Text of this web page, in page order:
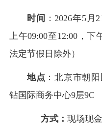
时间 ： 2026年5月
上午09:00至12:00，下
法定节假日除外）
地点 ：北京市朝
钻国际商务中心9层9C
方式： 现场现